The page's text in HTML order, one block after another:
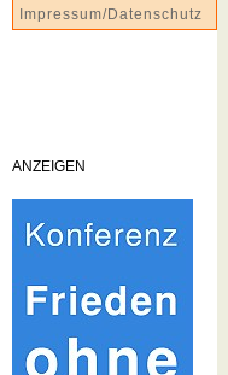
Impressum/Datenschutz
ANZEIGEN